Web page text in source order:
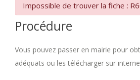
Impossible de trouver la fiche :
Procédure
Vous pouvez passer en mairie pour
adéquats ou les télécharger sur